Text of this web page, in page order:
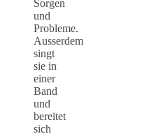
Sorgen
und
Probleme.
Ausserdem
singt
sie in
einer
Band
und
bereitet
sich